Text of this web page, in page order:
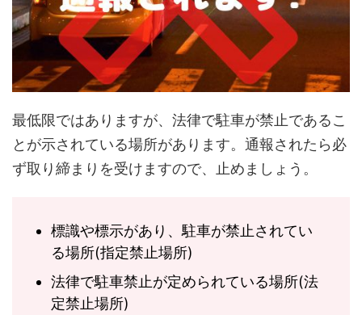
最低限ではありますが、法律で駐車が禁止であるこ
とが示されている場所があります。通報されたら必
ず取り締まりを受けますので、止めましょう。
標識や標示があり、駐車が禁止されてい
る場所(指定禁止場所)
法律で駐車禁止が定められている場所(法
定禁止場所)